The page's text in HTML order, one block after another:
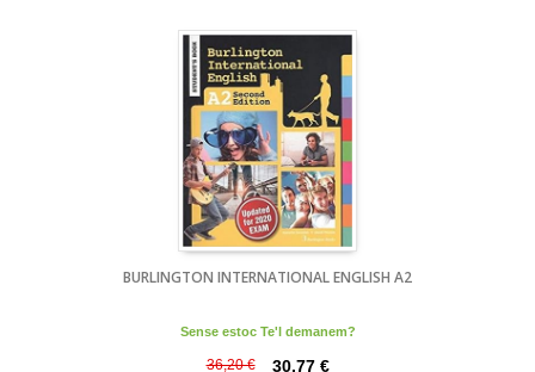
BURLINGTON INTERNATIONAL ENGLISH A2
Sense estoc Te'l demanem?
36,20 € 30,77 €